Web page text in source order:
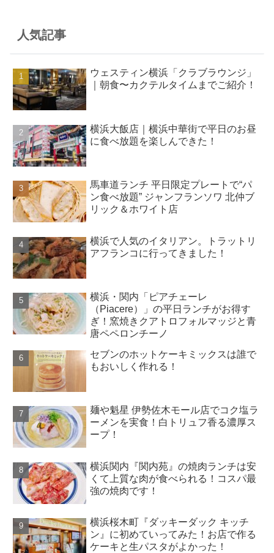
人気記事
ウェスティン横浜「クラブラウンジ」
｜朝食〜カクテルタイムまでご紹介！
横浜大飯店｜横浜中華街で平日のお昼
に食べ放題を楽しんできた！
馬車道ランチ 平日限定プレートで“パ
ン食べ放題” ジャンフランソワ 北仲ブ
リック＆ホワイト店
横浜で人気のイタリアン。トラットリ
アフランコに行ってきました！
横浜・関内「ピアチェーレ
（Piacere）」の平日ランチがお得す
ぎ！窯焼きクアトロフォルマッジと青
唐ペペロンチーノ
セブンのホットケーキミックスは誰で
もおいしく作れる！
麺や魁星 伊勢佐木モール店でコク塩ラ
ーメンを実食！白トリュフ香る濃厚ス
ープ！
横浜関内『関内苑』の焼肉ランチは安
くて上質な肉が食べられる！コスパ最
強の焼肉です！
横浜桜木町『ダッキーダック キッチ
ン』に初めていってみた！お店で作る
ケーキと生パスタがよかった！